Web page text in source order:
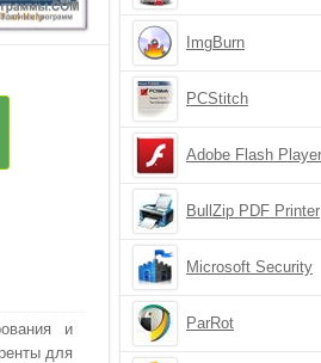
и
для
ImgBurn
PCStitch
Adobe Flash Player
BullZip PDF Printer
Microsoft Security
ParRot